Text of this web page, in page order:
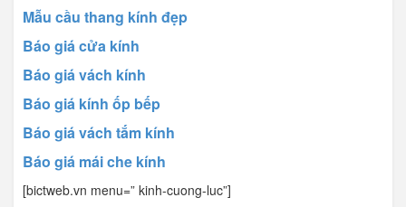
Mẫu cầu thang kính đẹp
Báo giá cửa kính
Báo giá vách kính
Báo giá kính ốp bếp
Báo giá vách tắm kính
Báo giá mái che kính
[bictweb.vn menu=” kinh-cuong-luc”]